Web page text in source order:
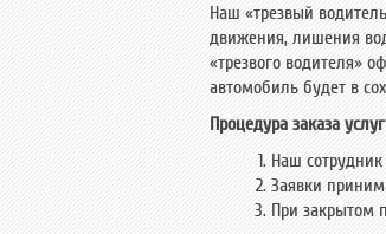
Наш «трезвый
движения, лишения
«трезвого водителя»
автомобиль будет в
Процедура заказа
Наш сотрудник
Заявки
При закрытом